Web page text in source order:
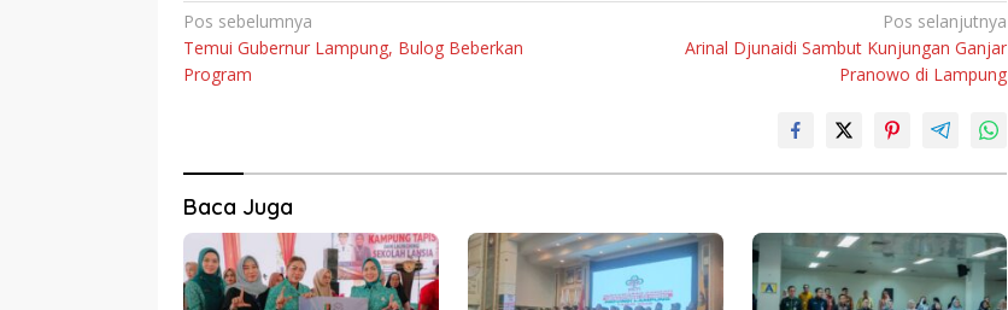
Navigasi
pos
Pos sebelumnya
Temui Gubernur Lampung, Bulog Beberkan
Program
Pos selanjutnya
Arinal Djunaidi Sambut Kunjungan Ganjar
Pranowo di Lampung
Baca Juga